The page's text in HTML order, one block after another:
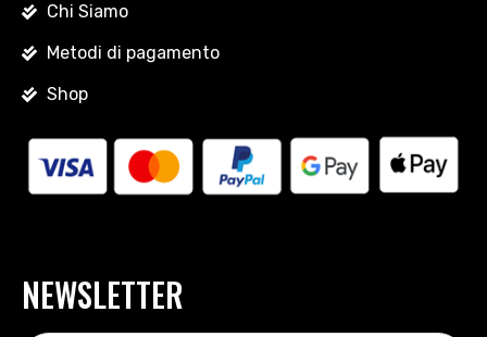
Chi Siamo
Metodi di pagamento
Shop
NEWSLETTER